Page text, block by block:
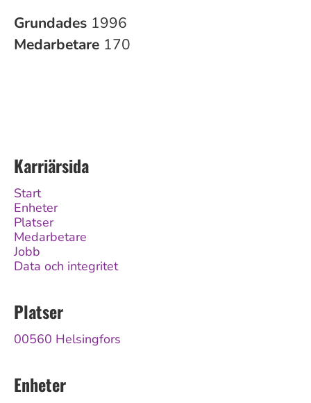
Grundades 1996
Medarbetare 170
Karriärsida
Start
Enheter
Platser
Medarbetare
Jobb
Data och integritet
Platser
00560 Helsingfors
Enheter